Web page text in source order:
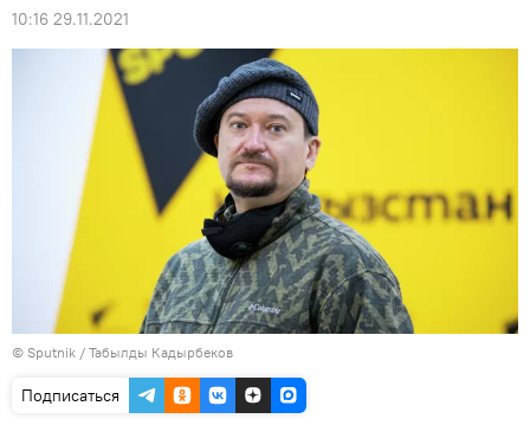
10:16 29.11.2021
© Sputnik / Табылды Кадырбеков
Подписаться